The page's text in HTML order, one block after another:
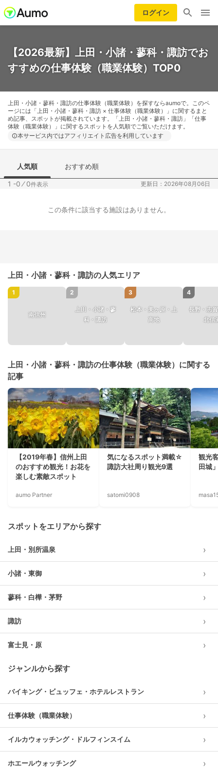
ログイン
【2026最新】上田・小諸・蓼科・諏訪でお
すすめの仕事体験（職業体験）TOP0
上田・小諸・蓼科・諏訪の仕事体験（職業体験）を探すならaumoで。このペ
ージには「上田・小諸・蓼科・諏訪 × 仕事体験（職業体験）」に関するまと
め記事、スポットが掲載されています。「上田・小諸・蓼科・諏訪」「仕事
体験（職業体験）」に関するスポットを人気順でご覧いただけます。
本サービス内ではアフィリエイト広告を利用しています
人気順 おすすめ順
1 -0 ⁄0件表示 更新日：2026年08月06日
この条件に該当する施設はありません。
上田・小諸・蓼科・諏訪の人気エリア
1
南信州
2
上田・小諸・蓼
科・諏訪
3
松本・美ヶ原・上
高地
4
長野・志
北信
上田・小諸・蓼科・諏訪の仕事体験（職業体験）に関する
記事
【2019年春】信州上田
のおすすめ観光！お花を
楽しむ素敵スポット
aumo Partner
気になるスポット満載☆
諏訪大社周り観光9選
satomi0908
観光
田城
スポットをエリアから探す
上田・別所温泉 ›
小諸・東御 ›
蓼科・白樺・茅野 ›
諏訪 ›
富士見・原 ›
ジャンルから探す
バイキング・ビュッフェ・ホテルレストラン ›
仕事体験（職業体験） ›
イルカウォッチング・ドルフィンスイム ›
ホエールウォッチング ›